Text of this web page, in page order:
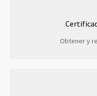
Obtener y